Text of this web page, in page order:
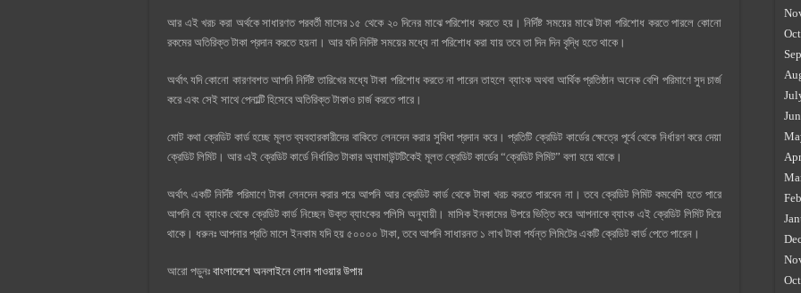
আর এই খরচ করা অর্থকে সাধারণত পরবর্তী মাসের ১৫ থেকে ২০ দিনের মাঝে পরিশোধ করতে হয়। নির্দিষ্ট সময়ের মাঝে টাকা পরিশোধ করতে পারলে কোনো
রকমের অতিরিক্ত টাকা প্রদান করতে হয়না। আর যদি নিদিষ্ট সময়ের মধ্যে না পরিশোধ করা যায় তবে তা দিন দিন বৃদ্ধি হতে থাকে।
অর্থাৎ যদি কোনো কারণবশত আপনি নির্দিষ্ট তারিখের মধ্যে টাকা পরিশোধ করতে না পারেন তাহলে ব্যাংক অথবা আর্থিক প্রতিষ্ঠান অনেক বেশি পরিমাণে সুদ চার্জ
করে এবং সেই সাথে পেনাল্টি হিসেবে অতিরিক্ত টাকাও চার্জ করতে পারে।
মোট কথা ক্রেডিট কার্ড হচ্ছে মূলত ব্যবহারকারীদের বাকিতে লেনদেন করার সুবিধা প্রদান করে। প্রতিটি ক্রেডিট কার্ডের ক্ষেত্রে পূর্বে থেকে নির্ধারণ করে দেয়া
ক্রেডিট লিমিট। আর এই ক্রেডিট কার্ডে নির্ধারিত টাকার অ্যামাউন্টটিকেই মূলত ক্রেডিট কার্ডের “ক্রেডিট লিমিট” বলা হয়ে থাকে।
অর্থাৎ একটি নির্দিষ্ট পরিমাণে টাকা লেনদেন করার পরে আপনি আর ক্রেডিট কার্ড থেকে টাকা খরচ করতে পারবেন না। তবে ক্রেডিট লিমিট কমবেশি হতে পারে
আপনি যে ব্যাংক থেকে ক্রেডিট কার্ড নিচ্ছেন উক্ত ব্যাংকের পলিসি অনুযায়ী। মাসিক ইনকামের উপরে ভিত্তি করে আপনাকে ব্যাংক এই ক্রেডিট লিমিট দিয়ে
থাকে। ধরুনঃ আপনার প্রতি মাসে ইনকাম যদি হয় ৫০০০০ টাকা, তবে আপনি সাধারনত ১ লাখ টাকা পর্যন্ত লিমিটের একটি ক্রেডিট কার্ড পেতে পারেন।
আরো পড়ুনঃ বাংলাদেশে অনলাইনে লোন পাওয়ার উপায়